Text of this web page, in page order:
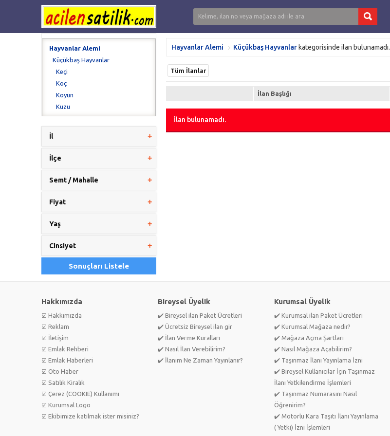
Hayvanlar Alemi
Küçükbaş Hayvanlar
Keçi
Koç
Koyun
Kuzu
İl
İlçe
Semt / Mahalle
Fiyat
Yaş
Cinsiyet
Sonuçları Listele
Hayvanlar Alemi Küçükbaş Hayvanlar kategorisinde ilan bulunamadı.
Tüm İlanlar
İlan Başlığı
İlan bulunamadı.
Hakkımızda
☑️ Hakkımızda
☑️ Reklam
☑️ İletişim
☑️ Emlak Rehberi
☑️ Emlak Haberleri
☑️ Oto Haber
☑️ Satılık Kiralık
☑️ Çerez (COOKIE) Kullanımı
☑️ Kurumsal Logo
☑️ Ekibimize katılmak ister misiniz?
Bireysel Üyelik
✔️ Bireysel ilan Paket Ücretleri
✔️ Ücretsiz Bireysel ilan gir
✔️ İlan Verme Kuralları
✔️ Nasıl İlan Verebilirim?
✔️ İlanım Ne Zaman Yayınlanır?
Kurumsal Üyelik
✔️ Kurumsal ilan Paket Ücretleri
✔️ Kurumsal Mağaza nedir?
✔️ Mağaza Açma Şartları
✔️ Nasıl Mağaza Açabilirim?
✔️ Taşınmaz İlanı Yayınlama İzni
✔️ Bireysel Kullanıcılar İçin Taşınmaz
İlanı Yetkilendirme İşlemleri
✔️ Taşınmaz Numarasını Nasıl
Öğrenirim?
✔️ Motorlu Kara Taşıtı İlanı Yayınlama
( Yetki) İzni İşlemleri